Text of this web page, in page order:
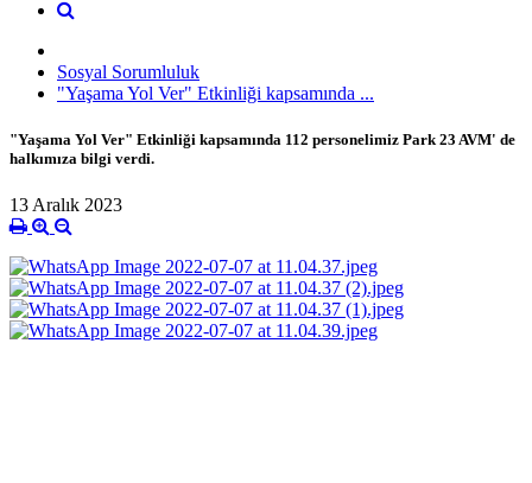
Sosyal Sorumluluk
"Yaşama Yol Ver" Etkinliği kapsamında ...
"Yaşama Yol Ver" Etkinliği kapsamında 112 personelimiz Park 23 AVM' de
halkımıza bilgi verdi.
13 Aralık 2023